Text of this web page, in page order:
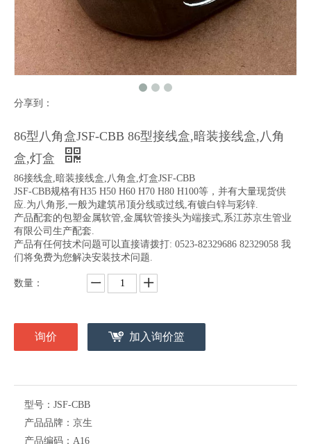
分享到：
86型八角盒JSF-CBB 86型接线盒,暗装接线盒,八角
盒,灯盒
86接线盒,暗装接线盒,八角盒,灯盒JSF-CBB
JSF-CBB规格有H35 H50 H60 H70 H80 H100等，并有大量现货供
应.为八角形,一般为建筑吊顶分线或过线,有镀白锌与彩锌.
产品配套的包塑金属软管,金属软管接头为端接式,系江苏京生管业
有限公司生产配套.
产品有任何技术问题可以直接请拨打: 0523-82329686 82329058 我
们将免费为您解决安装技术问题.
数量：
询价 加入询价篮
型号： JSF-CBB
产品品牌： 京生
产品编码： A16